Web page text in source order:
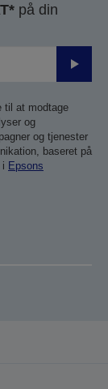
på din
Send
til at modtage
og
og tjenester
baseret på
Epsons